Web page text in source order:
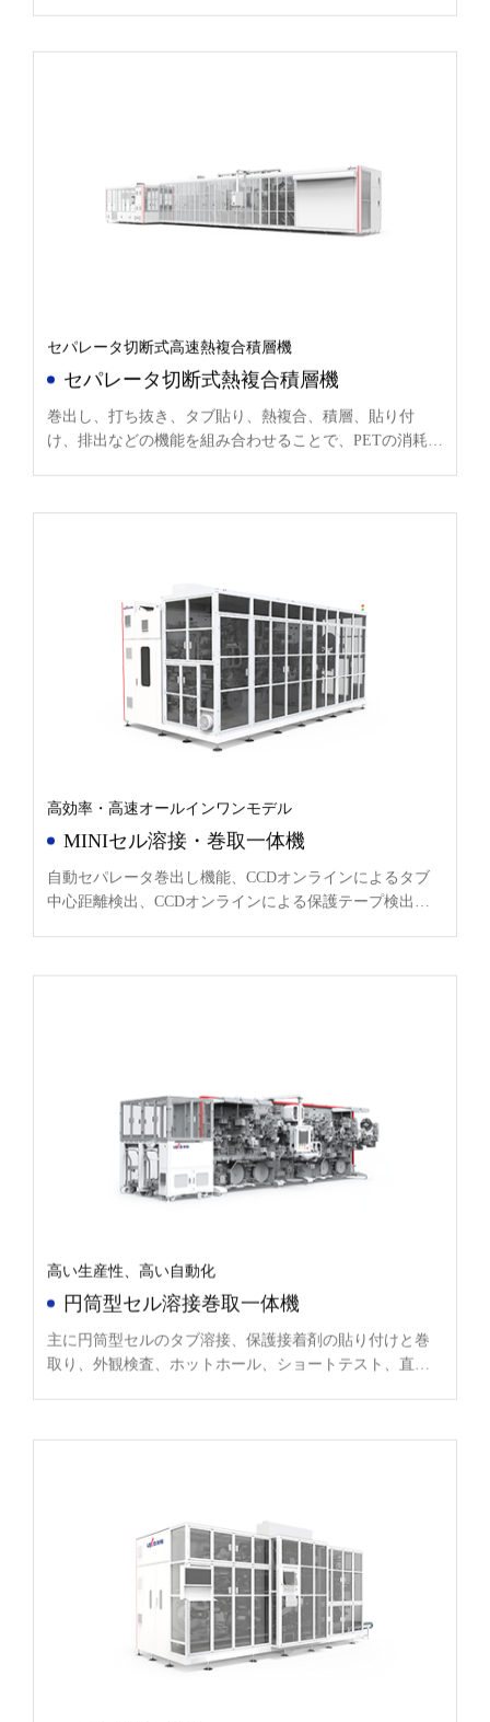
セパレータ切断式高速熱複合積層機
セパレータ切断式熱複合積層機
巻出し、打ち抜き、タブ貼り、熱複合、積層、貼り付
け、排出などの機能を組み合わせることで、PETの消耗品
高効率・高速オールインワンモデル
MINIセル溶接・巻取一体機
自動セパレータ巻出し機能、CCDオンラインによるタブ
中心距離検出、CCDオンラインによる保護テープ検出、
円筒型セル溶接巻取一体機
取り、外観検査、ホットホール、ショートテスト、直径
検出、丸めなどの機能が統合されている。